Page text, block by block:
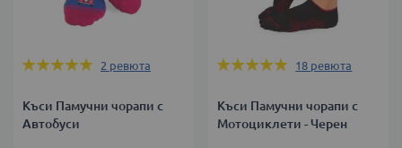
Оценка:
2 ревюта
Къси Памучни чорапи с
Автобуси
Оценка:
18 ревюта
Къси Памучни чорапи с
Мотоциклети - Черен